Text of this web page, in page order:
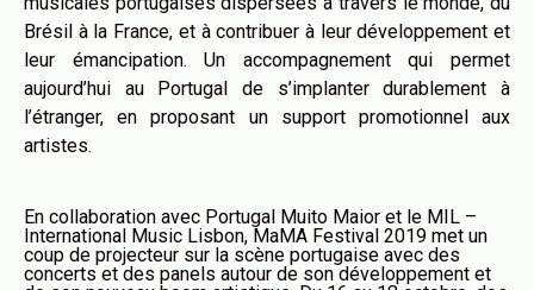
Brésil à la France, et à contribuer à leur développement et
leur émancipation. Un accompagnement qui permet
aujourd’hui au Portugal de s’implanter durablement à
l’étranger, en proposant un support promotionnel aux
artistes.
En collaboration avec Portugal Muito Maior et le MIL –
International Music Lisbon, MaMA Festival 2019 met un
coup de projecteur sur la scène portugaise avec des
concerts et des panels autour de son développement et